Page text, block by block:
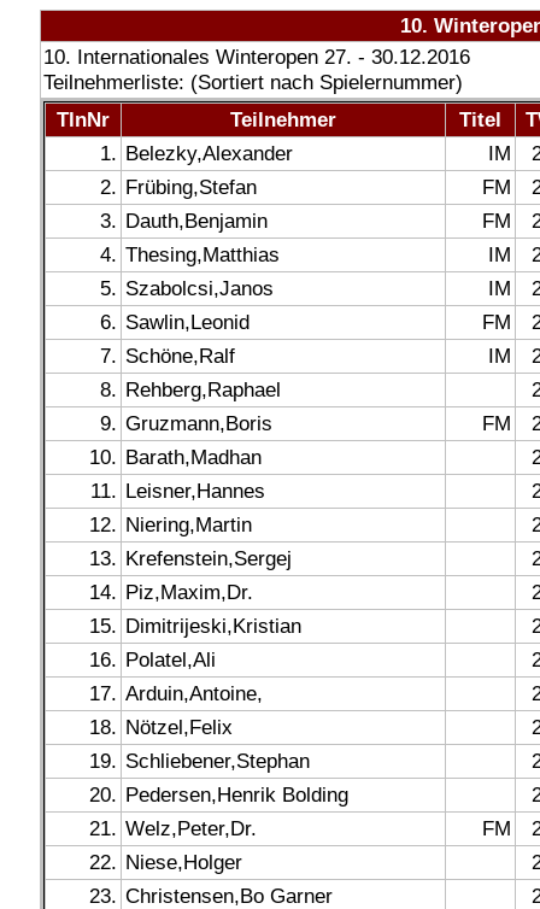
10.
10. Internationales Winteropen 27. - 30.12.2016
Teilnehmerliste: (Sortiert nach Spielernummer)
TlnNr
Teilnehmer Titel
1. Belezky,Alexander IM
2. Frübing,Stefan FM
3. Dauth,Benjamin FM
4. Thesing,Matthias IM
5. Szabolcsi,Janos IM
6. Sawlin,Leonid FM
7. Schöne,Ralf IM
8. Rehberg,Raphael
9. Gruzmann,Boris FM
10. Barath,Madhan
11. Leisner,Hannes
12. Niering,Martin
13. Krefenstein,Sergej
14. Piz,Maxim,Dr.
15. Dimitrijeski,Kristian
16. Polatel,Ali
17. Arduin,Antoine,
18. Nötzel,Felix
19. Schliebener,Stephan
20. Pedersen,Henrik Bolding
21. Welz,Peter,Dr. FM
22. Niese,Holger
23. Christensen,Bo Garner